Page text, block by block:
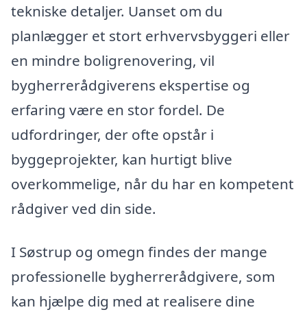
tekniske detaljer. Uanset om du
planlægger et stort erhvervsbyggeri eller
en mindre boligrenovering, vil
bygherrerådgiverens ekspertise og
erfaring være en stor fordel. De
udfordringer, der ofte opstår i
byggeprojekter, kan hurtigt blive
overkommelige, når du har en kompetent
rådgiver ved din side.
I Søstrup og omegn findes der mange
professionelle bygherrerådgivere, som
kan hjælpe dig med at realisere dine